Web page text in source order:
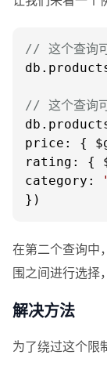
// 这个查询可
db.
// 这个查询可
db.
price : {
rating : {
category :
})
在第二个查询中
围之间进行选择
解决方法
为了绕过这个限